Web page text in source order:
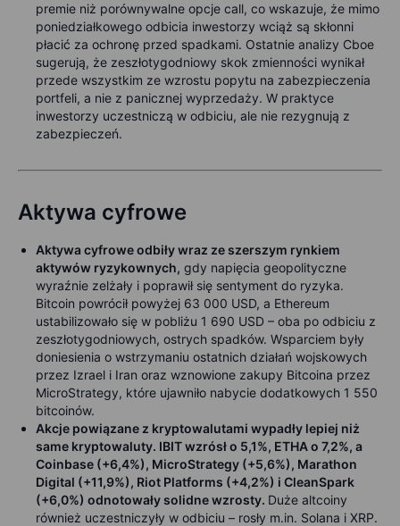
premie niż porównywalne opcje call, co wskazuje, że mimo
poniedziałkowego odbicia inwestorzy wciąż są skłonni
płacić za ochronę przed spadkami. Ostatnie analizy Cboe
sugerują, że zeszłotygodniowy skok zmienności wynikał
przede wszystkim ze wzrostu popytu na zabezpieczenia
portfeli, a nie z panicznej wyprzedaży. W praktyce
inwestorzy uczestniczą w odbiciu, ale nie rezygnują z
zabezpieczeń.
Aktywa cyfrowe
Aktywa cyfrowe odbiły wraz ze szerszym rynkiem
aktywów ryzykownych, gdy napięcia geopolityczne
wyraźnie zelżały i poprawił się sentyment do ryzyka.
Bitcoin powrócił powyżej 63 000 USD, a Ethereum
ustabilizowało się w pobliżu 1 690 USD – oba po odbiciu z
zeszłotygodniowych, ostrych spadków. Wsparciem były
doniesienia o wstrzymaniu ostatnich działań wojskowych
przez Izrael i Iran oraz wznowione zakupy Bitcoina przez
MicroStrategy, które ujawniło nabycie dodatkowych 1 550
bitcoinów.
Akcje powiązane z kryptowalutami wypadły lepiej niż
same kryptowaluty. IBIT wzrósł o 5,1%, ETHA o 7,2%, a
Coinbase (+6,4%), MicroStrategy (+5,6%), Marathon
Digital (+11,9%), Riot Platforms (+4,2%) i CleanSpark
(+6,0%) odnotowały solidne wzrosty. Duże altcoiny
również uczestniczyły w odbiciu – rosły m.in. Solana i XRP.